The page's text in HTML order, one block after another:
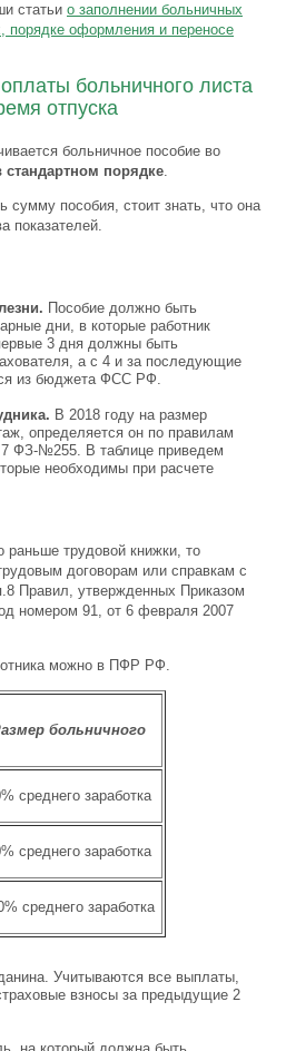
статьи о заполнении больничных
порядке оформления и переносе
больничного листа
отпуска
больничное пособие во
стандартном порядке.
сумму пособия, стоит знать, что она
показателей.
Пособие должно быть
дни, в которые работник
3 дня должны быть
а с 4 и за последующие
из бюджета ФСС РФ.
В 2018 году на размер
определяется он по правилам
7 ФЗ-№255. В таблице приведем
необходимы при расчете
раньше трудовой книжки, то
договорам или справкам с
Правил, утвержденных Приказом
номером 91, от 6 февраля 2007
можно в ПФР РФ.
больничного
среднего заработка
среднего заработка
среднего заработка
Учитываются все выплаты,
взносы за предыдущие 2